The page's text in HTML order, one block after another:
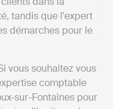
tandis que l'expert
démarches pour le
vous souhaitez vous
comptable
sur-Fontaines pour